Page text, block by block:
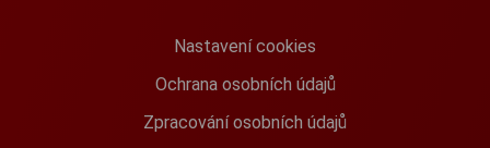
Nastavení cookies
Ochrana osobních údajů
Zpracování osobních údajů